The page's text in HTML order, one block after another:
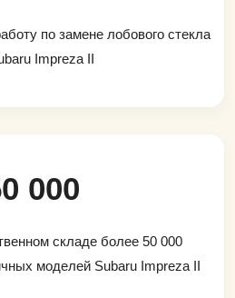
по замене лобового стекла
Impreza II
000
складе более 50 000
моделей Subaru Impreza II